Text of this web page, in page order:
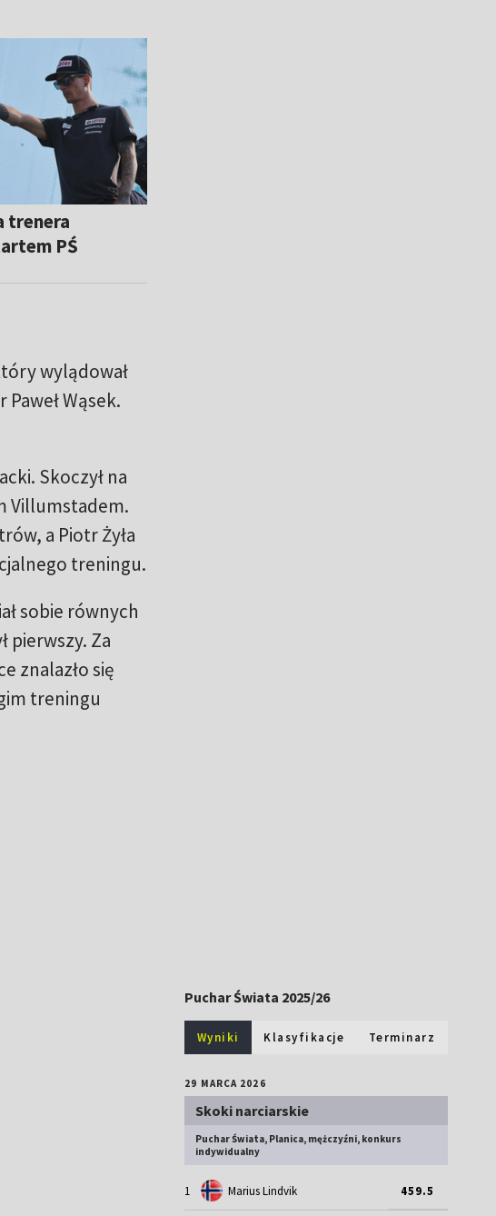
trenera
PŚ
wylądował
Wąsek.
Skoczył na
Villumstadem.
a Piotr Żyła
treningu.
sobie równych
pierwszy. Za
znalazło się
treningu
Puchar Świata 2025/26
Wyniki Klasyfikacje Terminarz
29 MARCA 2026
Skoki narciarskie
Puchar Świata, Planica, mężczyźni, konkurs
indywidualny
1 Marius Lindvik 459.5